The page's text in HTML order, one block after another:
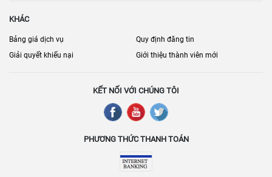
KHÁC
Bảng giá dịch vụ
Quy định đăng tin
Giải quyết khiếu nại
Giới thiệu thành viên mới
KẾT NỐI VỚI CHÚNG TÔI
PHƯƠNG THỨC THANH TOÁN